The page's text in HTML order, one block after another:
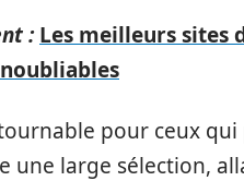
: Les meilleurs sites
pour ceux
une large sélection,